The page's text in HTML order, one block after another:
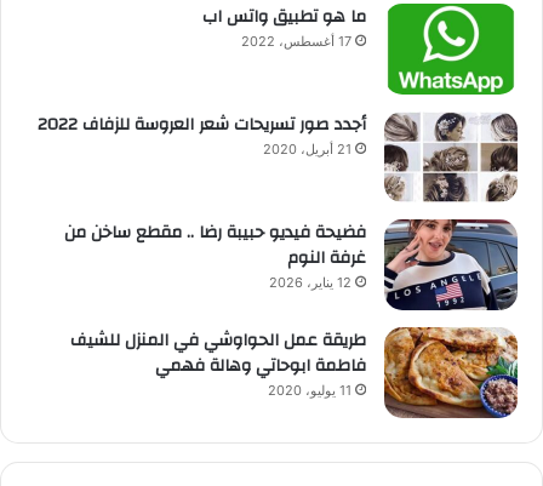
ما هو تطبيق واتس اب
17 أغسطس، 2022
أجدد صور تسريحات شعر العروسة للزفاف 2022
21 أبريل، 2020
فضيحة فيديو حبيبة رضا .. مقطع ساخن من
غرفة النوم
12 يناير، 2026
طريقة عمل الحواوشي في المنزل للشيف
فاطمة ابوحاتي وهالة فهمي
11 يوليو، 2020